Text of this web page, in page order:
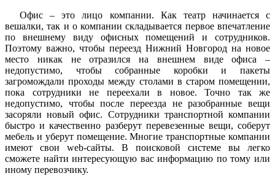
Офис – это лицо компании. Как театр начинается с
вешалки, так и о компании складывается первое впечатление
по внешнему виду офисных помещений и сотрудников.
Поэтому важно, чтобы переезд Нижний Новгород на новое
место никак не отразился на внешнем виде офиса –
недопустимо, чтобы собранные коробки и пакеты
загромождали проходы между столами в старом помещении,
пока сотрудники не переехали в новое. Точно так же
недопустимо, чтобы после переезда не разобранные вещи
засоряли новый офис. Сотрудники транспортной компании
быстро и качественно разберут перевезенные вещи, соберут
мебель и уберут помещение. Многие транспортные компании
имеют свои web-сайты. В поисковой системе вы легко
сможете найти интересующую вас информацию по тому или
иному перевозчику.